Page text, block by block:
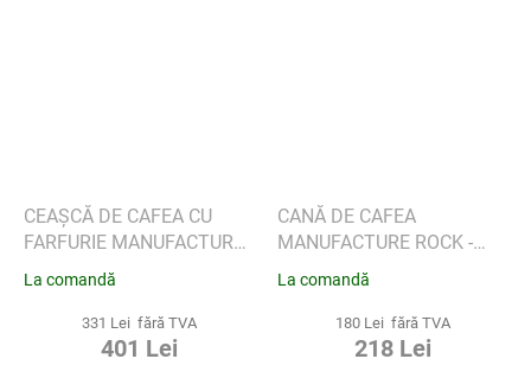
CEAȘCĂ DE CAFEA CU
FARFURIE MANUFACTURE
ROCK - MICKEY MOUSE, 4
La comandă
331 Lei fără TVA
401 Lei
CANĂ DE CAFEA
MANUFACTURE ROCK -
MICKEY MOUSE, 2 BUC.
La comandă
180 Lei fără TVA
218 Lei